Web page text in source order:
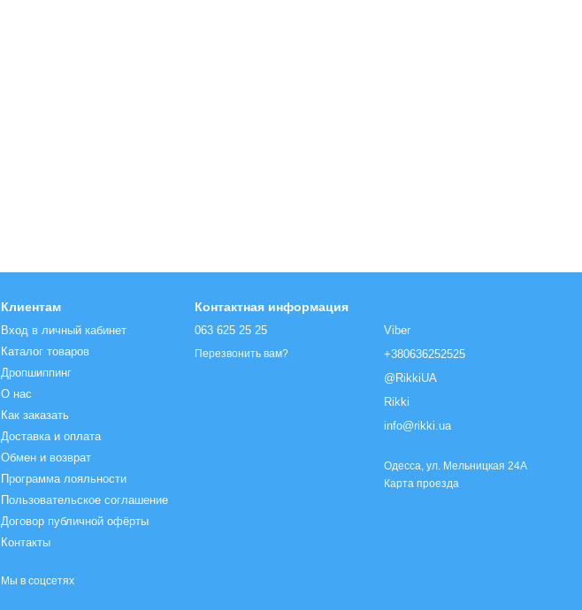
Клиентам
Вход в личный кабинет
Каталог товаров
Дропшиппинг
О нас
Как заказать
Доставка и оплата
Обмен и возврат
Программа лояльности
Пользовательское соглашение
Договор публичной офёрты
Контакты
Мы в соцсетях
Контактная информация
063 625 25 25
Перезвонить вам?
Viber
+380636252525
@RikkiUA
Rikki
info@rikki.ua
Одесса, ул. Мельницкая 24А
Карта проезда